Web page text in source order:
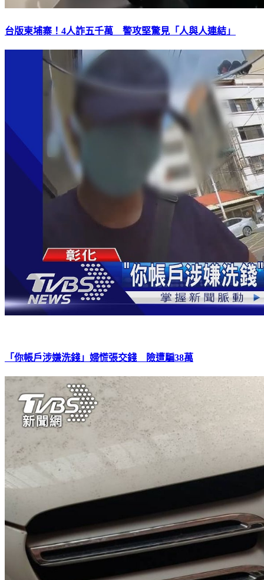
台版柬埔寨！4人詐五千萬 警攻堅驚見「人與人連結」
「你帳戶涉嫌洗錢」婦慌張交錢 險遭騙38萬